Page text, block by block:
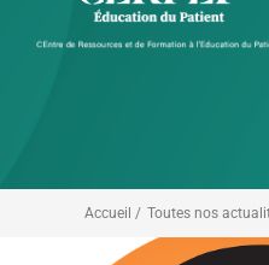
Accueil / Toutes nos